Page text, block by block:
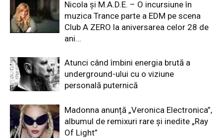
Nicola și M.A.D.E. – O incursiune în
muzica Trance parte a EDM pe scena
Club A ZERO la aniversarea celor 28 de
ani...
Atunci când îmbini energia brută a
underground-ului cu o viziune
personală puternică
Madonna anunță „Veronica Electronica”,
albumul de remixuri rare și inedite „Ray
Of Light”